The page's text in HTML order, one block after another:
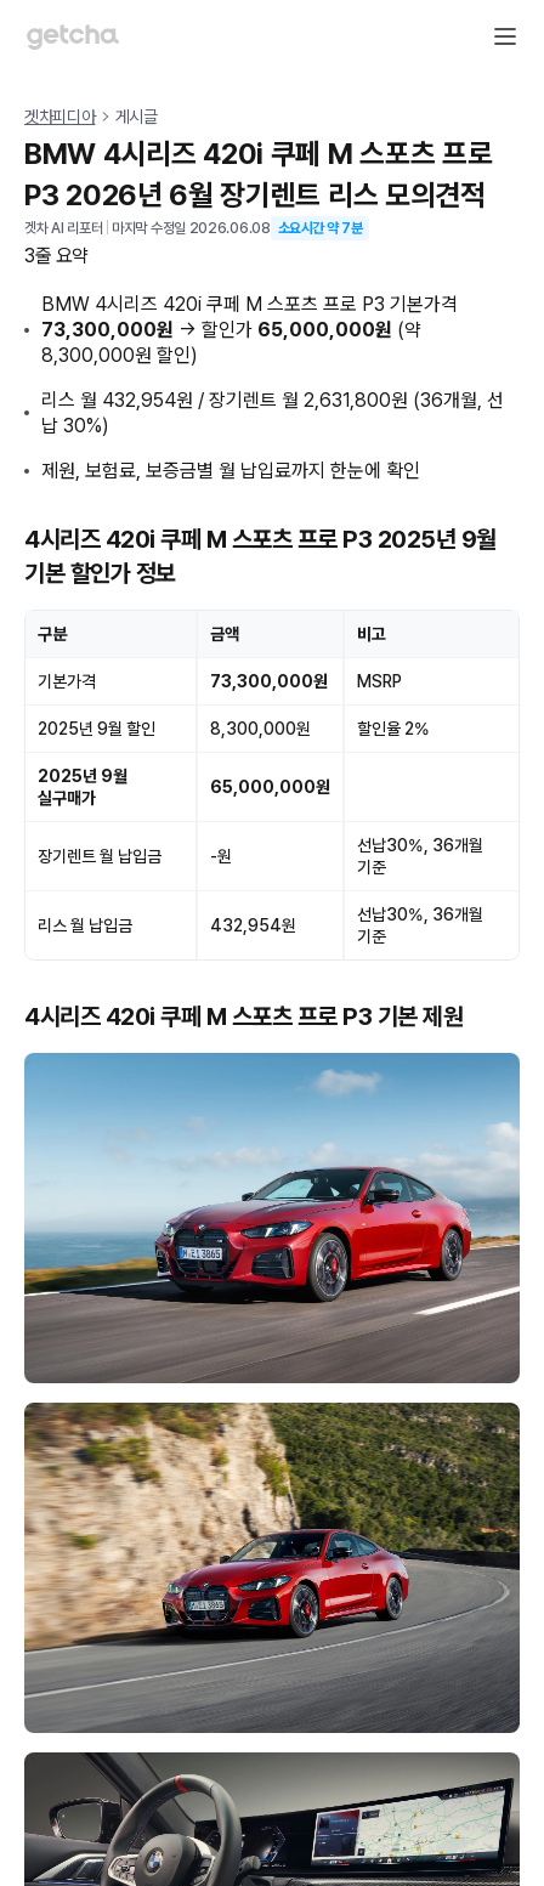
겟차피디아 게시글
BMW 4시리즈 420i 쿠페 M 스포츠 프로
P3 2026년 6월 장기렌트 리스 모의견적
겟차 AI 리포터 마지막 수정일 2026.06.08 소요시간 약7분
3줄 요약
BMW 4시리즈 420i 쿠페 M 스포츠 프로 P3 기본가격
73,300,000원 → 할인가 65,000,000원 (약
8,300,000원 할인)
리스 월 432,954원 / 장기렌트 월 2,631,800원 (36개월, 선
납 30%)
제원, 보험료, 보증금별 월 납입료까지 한눈에 확인
4시리즈 420i 쿠페 M 스포츠 프로 P3 2025년 9월
기본 할인가 정보
구분 금액 비고
기본가격 73,300,000원 MSRP
2025년 9월 할인 8,300,000원 할인율 2%
2025년 9월
실구매가
65,000,000원
장기렌트 월 납입금 -원
선납30%, 36개월
기준
리스 월 납입금 432,954원
선납30%, 36개월
기준
4시리즈 420i 쿠페 M 스포츠 프로 P3 기본 제원